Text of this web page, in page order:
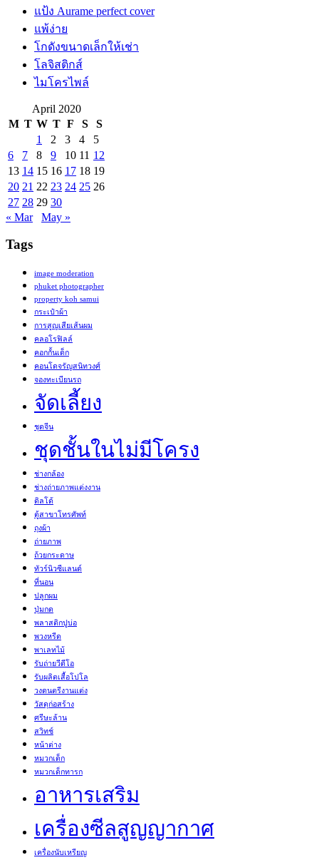
แป้ง Aurame perfect cover
แพ้ง่าย
โกดังขนาดเล็กให้เช่า
โลจิสติกส์
ไมโครไพล์
April 2020
M T W T F S
S
1
2 3 4
5
6
7 8 9 10 11 12
13 14 15 16 17 18 19
20 21 22 23 24 25 26
27 28 29 30
« Mar
May »
Tags
image moderation
phuket photographer
property koh samui
กระเป๋าผ้า
การสูญเสียเส้นผม
คลอโรฟิลล์
คอกกั้นเด็ก
คอนโดจรัญสนิทวงศ์
จองทะเบียนรถ
จัดเลี้ยง
ชุดจีน
ชุดชั้นในไม่มีโครง
ช่างกล้อง
ช่างถ่ายภาพแต่งงาน
ดิลโด้
ตู้สาขาโทรศัพท์
ถุงผ้า
ถ่ายภาพ
ถ้วยกระดาษ
ทัวร์นิวซีแลนด์
ที่นอน
ปลูกผม
ปุ่มกด
พลาสติกปูบ่อ
พวงหรีด
พาเลทไม้
รับถ่ายวีดีโอ
รับผลิตเสื้อโปโล
วงดนตรีงานแต่ง
วัสดุก่อสร้าง
ศรีษะล้าน
สวิทช์
หน้าต่าง
หมวกเด็ก
หมวกเด็กทารก
อาหารเสริม
เครื่องซีลสูญญากาศ
เครื่องนับเหรียญ